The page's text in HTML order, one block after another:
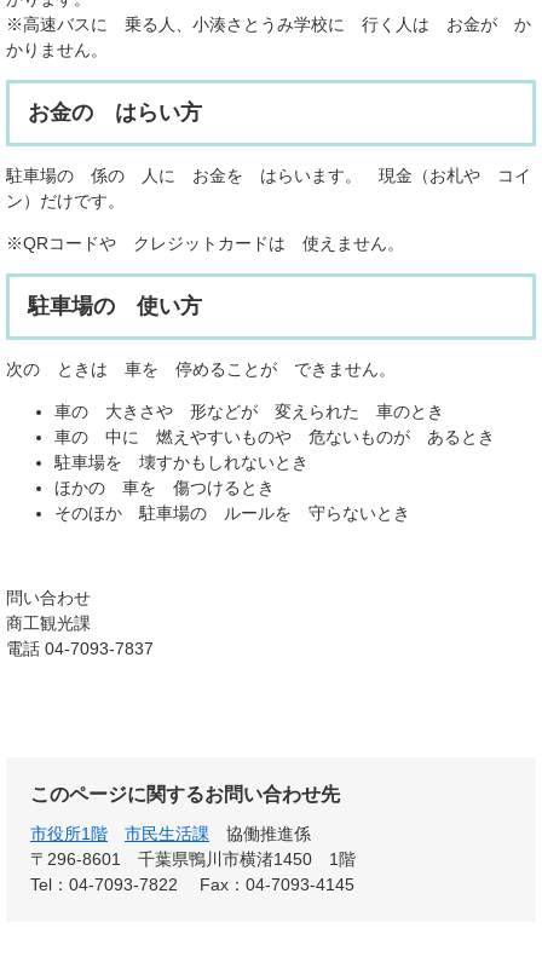
※高速バスに 乗る人、小湊さとうみ学校に 行く人は お金が か
かりません。
お金の はらい方
駐車場の 係の 人に お金を はらいます。 現金（お札や コイ
ン）だけです。
※QRコードや クレジットカードは 使えません。
駐車場の 使い方
次の ときは 車を 停めることが できません。
車の 大きさや 形などが 変えられた 車のとき
車の 中に 燃えやすいものや 危ないものが あるとき
駐車場を 壊すかもしれないとき
ほかの 車を 傷つけるとき
そのほか 駐車場の ルールを 守らないとき
問い合わせ
商工観光課
電話 04-7093-7837
このページに関するお問い合わせ先
市役所1階 市民生活課 協働推進係
〒296-8601
千葉県鴨川市横渚1450 1階
Tel：04-7093-7822
Fax：04-7093-4145